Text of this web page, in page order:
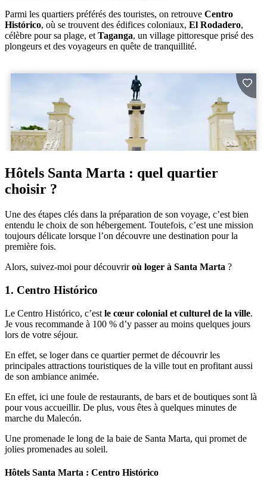
Parmi les quartiers préférés des touristes, on retrouve Centro
Histórico, où se trouvent des édifices coloniaux, El Rodadero,
célèbre pour sa plage, et Taganga, un village pittoresque prisé des
plongeurs et des voyageurs en quête de tranquillité.
Hôtels Santa Marta : quel quartier
choisir ?
Une des étapes clés dans la préparation de son voyage, c’est bien
entendu le choix de son hébergement. Toutefois, c’est une mission
toujours délicate lorsque l’on découvre une destination pour la
première fois.
Alors, suivez-moi pour découvriroù loger à Santa Marta ?
1. Centro Histórico
Le Centro Histórico, c’est le cœur colonial et culturel de la ville.
Je vous recommande à 100 % d’y passer au moins quelques jours
lors de votre séjour.
En effet, se loger dans ce quartier permet de découvrir les
principales attractions touristiques de la ville tout en profitant aussi
de son ambiance animée.
En effet, ici une foule de restaurants, de bars et de boutiques sont là
pour vous accueillir. De plus, vous êtes à quelques minutes de
marche du Malecón.
Une promenade le long de la baie de Santa Marta, qui promet de
jolies promenades au soleil.
Hôtels Santa Marta : Centro Histórico